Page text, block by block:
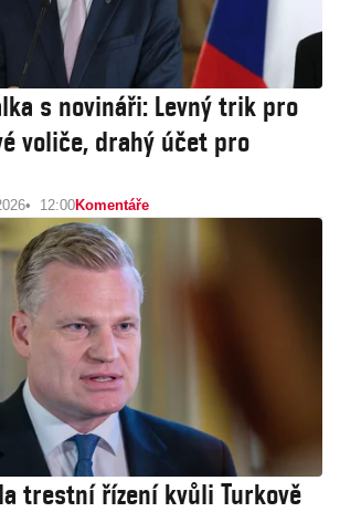
s novináři: Levný trik pro
voliče, drahý účet pro
12:00Komentáře
trestní řízení kvůli Turkově